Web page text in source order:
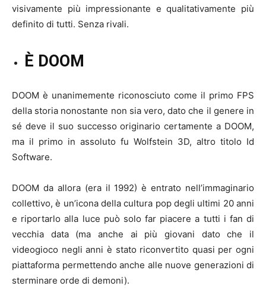
visivamente più impressionante e qualitativamente più
definito di tutti. Senza rivali.
È DOOM
DOOM è unanimemente riconosciuto come il primo FPS
della storia nonostante non sia vero, dato che il genere in
sé deve il suo successo originario certamente a DOOM,
ma il primo in assoluto fu Wolfstein 3D, altro titolo Id
Software.
DOOM da allora (era il 1992) è entrato nell’immaginario
collettivo, è un’icona della cultura pop degli ultimi 20 anni
e riportarlo alla luce può solo far piacere a tutti i fan di
vecchia data (ma anche ai più giovani dato che il
videogioco negli anni è stato riconvertito quasi per ogni
piattaforma permettendo anche alle nuove generazioni di
sterminare orde di demoni).